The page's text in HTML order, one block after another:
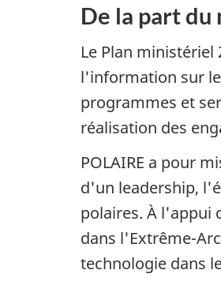
De la part du
Le Plan ministériel
l'information sur
programmes et
réalisation des
POLAIRE a pour
d'un leadership,
polaires. À l'appui
dans l'Extrême-
technologie dans